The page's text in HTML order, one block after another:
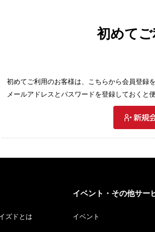
初めて
初めてご利用のお客様は、こちらから会員登録
メールアドレスとパスワードを登録しておくと
ズドとは
イベント・その他サー
イベント